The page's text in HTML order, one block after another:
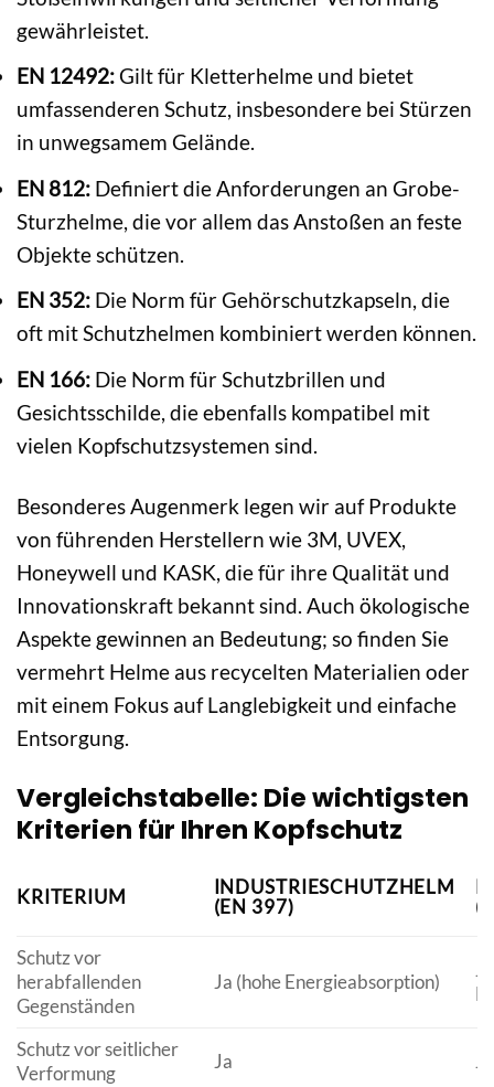
gewährleistet.
EN 12492:Gilt für Kletterhelme und bietet
umfassenderen Schutz, insbesondere bei Stürzen
in unwegsamem Gelände.
EN 812: Definiert die Anforderungen an Grobe-
Sturzhelme, die vor allem das Anstoßen an feste
Objekte schützen.
EN 352: Die Norm für Gehörschutzkapseln, die
oft mit Schutzhelmen kombiniert werden können.
EN 166: Die Norm für Schutzbrillen und
Gesichtsschilde, die ebenfalls kompatibel mit
vielen Kopfschutzsystemen sind.
Besonderes Augenmerk legen wir auf Produkte
von führenden Herstellern wie 3M, UVEX,
Honeywell und KASK, die für ihre Qualität und
Innovationskraft bekannt sind. Auch ökologische
Aspekte gewinnen an Bedeutung; so finden Sie
vermehrt Helme aus recycelten Materialien oder
mit einem Fokus auf Langlebigkeit und einfache
Entsorgung.
Vergleichstabelle: Die wichtigsten
Kriterien für Ihren Kopfschutz
KRITERIUM
INDUSTRIESCHUTZHELM
(EN 397)
Schutz vor
herabfallenden
Gegenständen
Ja (hohe Energieabsorption)
Schutz vor seitlicher
Verformung
Ja Ja